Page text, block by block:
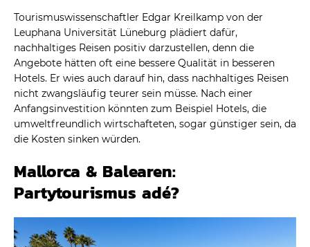
Tourismuswissenschaftler Edgar Kreilkamp von der
Leuphana Universität Lüneburg plädiert dafür,
nachhaltiges Reisen positiv darzustellen, denn die
Angebote hätten oft eine bessere Qualität in besseren
Hotels. Er wies auch darauf hin, dass nachhaltiges Reisen
nicht zwangsläufig teurer sein müsse. Nach einer
Anfangsinvestition könnten zum Beispiel Hotels, die
umweltfreundlich wirtschafteten, sogar günstiger sein, da
die Kosten sinken würden.
Mallorca & Balearen:
Partytourismus adé?